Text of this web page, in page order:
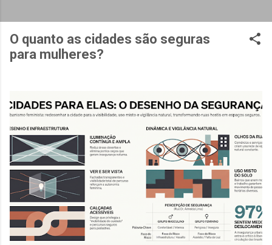
O quanto as cidades são seguras
para mulheres?